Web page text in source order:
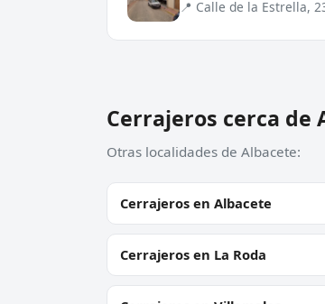
📍 Calle de la Estrella,
Cerrajeros cerca de
Otras localidades de Albacete:
Cerrajeros en Albacete
Cerrajeros en La Roda